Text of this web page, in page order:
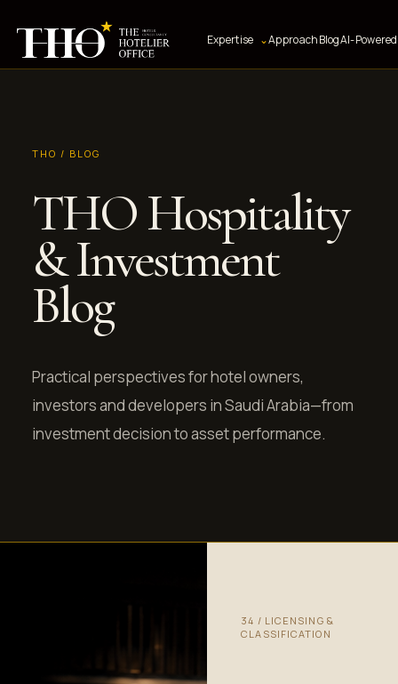
Expertise ⌄ApproachBlogAI-
THO / BLOG
THO Hospitality
& Investment
Blog
Practical perspectives for hotel owners,
investors and developers in Saudi Arabia—from
investment decision to asset performance.
34 / LICENSING &
CLASSIFICATION